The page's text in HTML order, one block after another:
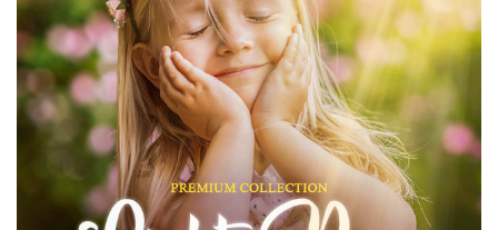
Entire Collection
(1783 Overlays)
Large 6000*4000px
Free download